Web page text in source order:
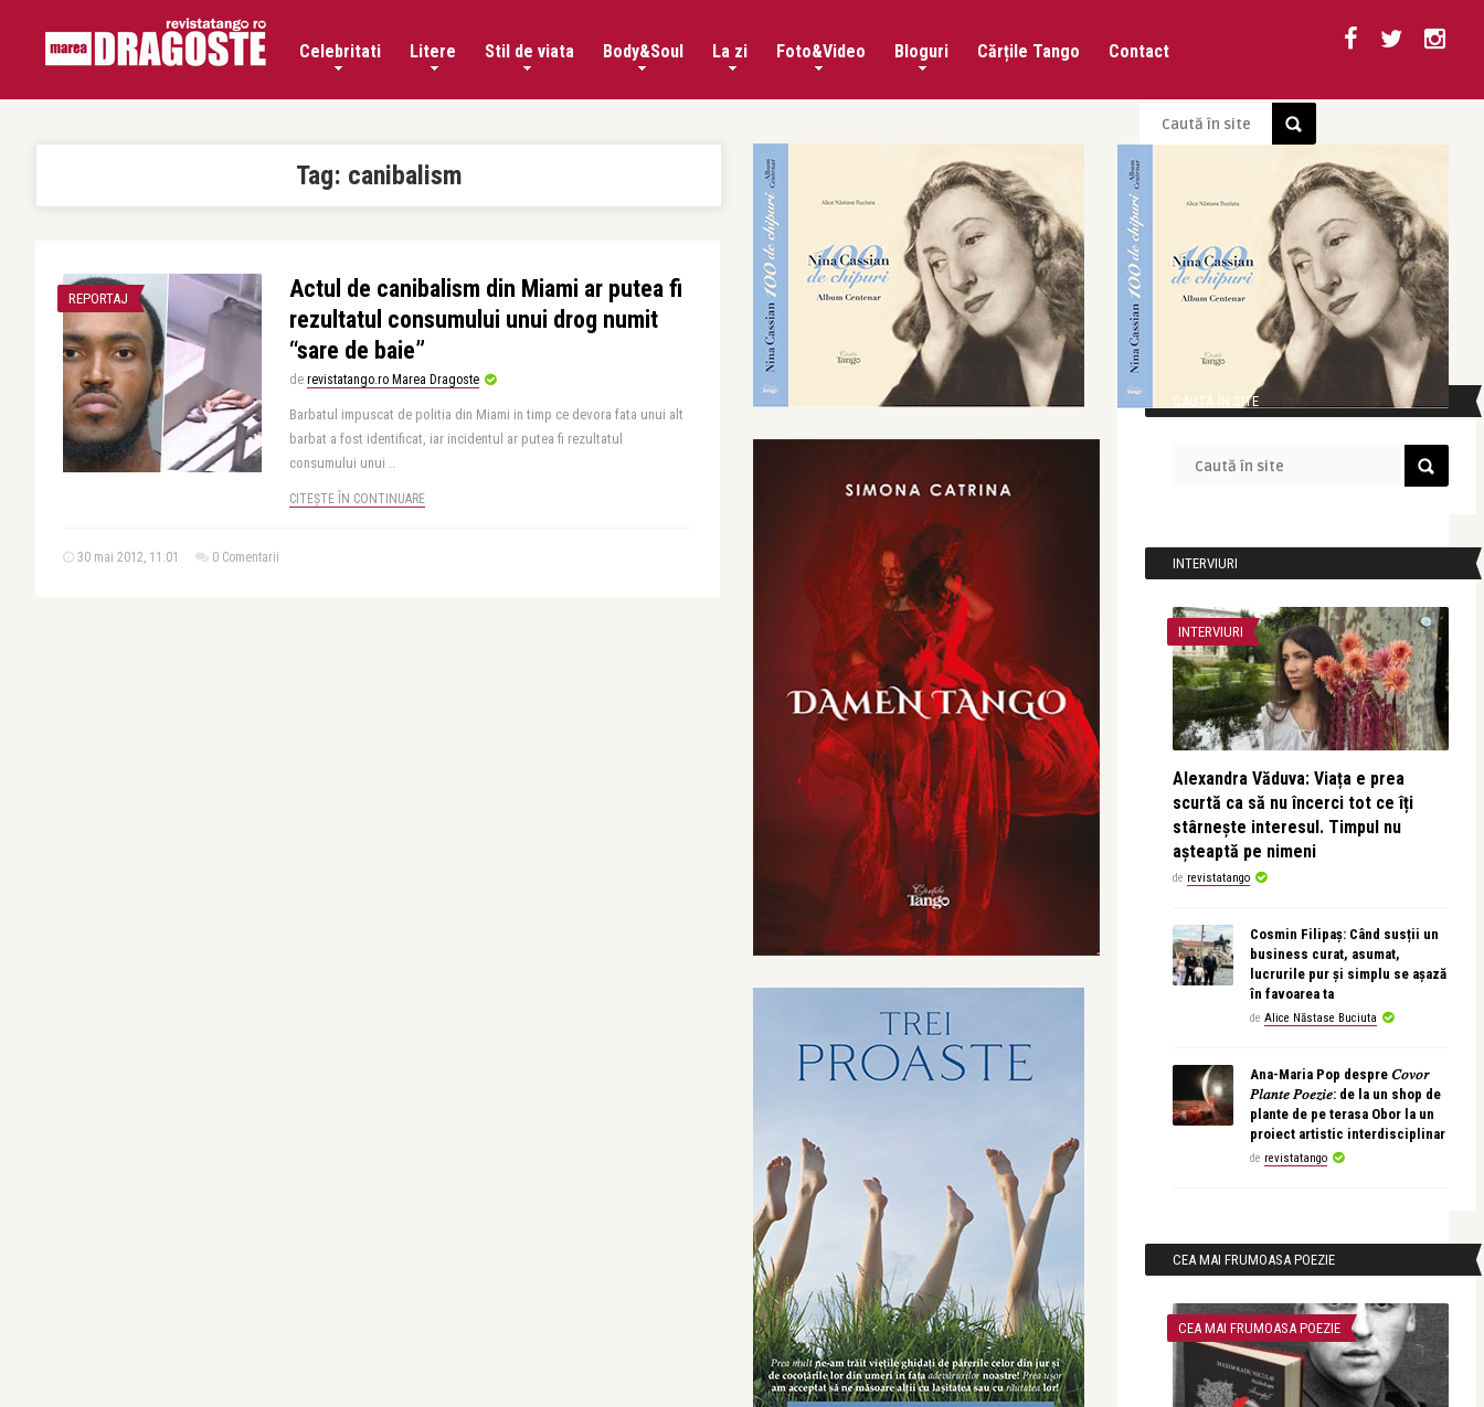
Celebritati Litere Stil de viata Body&Soul La zi Foto&Video Bloguri Cărțile Tango Contact
Tag: canibalism
REPORTAJ
Actul de canibalism din Miami ar putea fi
rezultatul consumului unui drog numit
“sare de baie”
de revistatango.ro Marea Dragoste
Barbatul impuscat de politia din Miami in timp ce devora fata unui alt
barbat a fost identificat, iar incidentul ar putea fi rezultatul
consumului unui ..
CITEȘTE ÎN CONTINUARE
30 mai 2012, 11:01 0 Comentarii
CAUTĂ ÎN SITE
INTERVIURI
INTERVIURI
Alexandra Văduva: Viața e prea
scurtă ca să nu încerci tot ce îți
stârnește interesul. Timpul nu
așteaptă pe nimeni
de revistatango
Cosmin Filipaș: Când susții un
business curat, asumat,
lucrurile pur și simplu se așază
în favoarea ta
de Alice Năstase Buciuta
Ana-Maria Pop despre 𝐶𝑜𝑣𝑜𝑟
𝑃𝑙𝑎𝑛𝑡𝑒 𝑃𝑜𝑒𝑧𝑖𝑒: de la un shop de
plante de pe terasa Obor la un
proiect artistic interdisciplinar
de revistatango
CEA MAI FRUMOASA POEZIE
CEA MAI FRUMOASA POEZIE